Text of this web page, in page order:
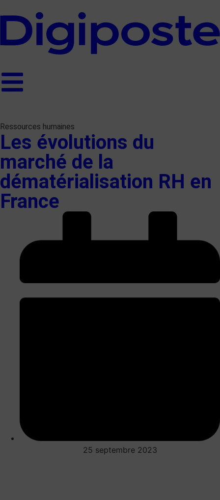
Ressources humaines
Les évolutions du
marché de la
dématérialisation RH en
France
25 septembre 2023